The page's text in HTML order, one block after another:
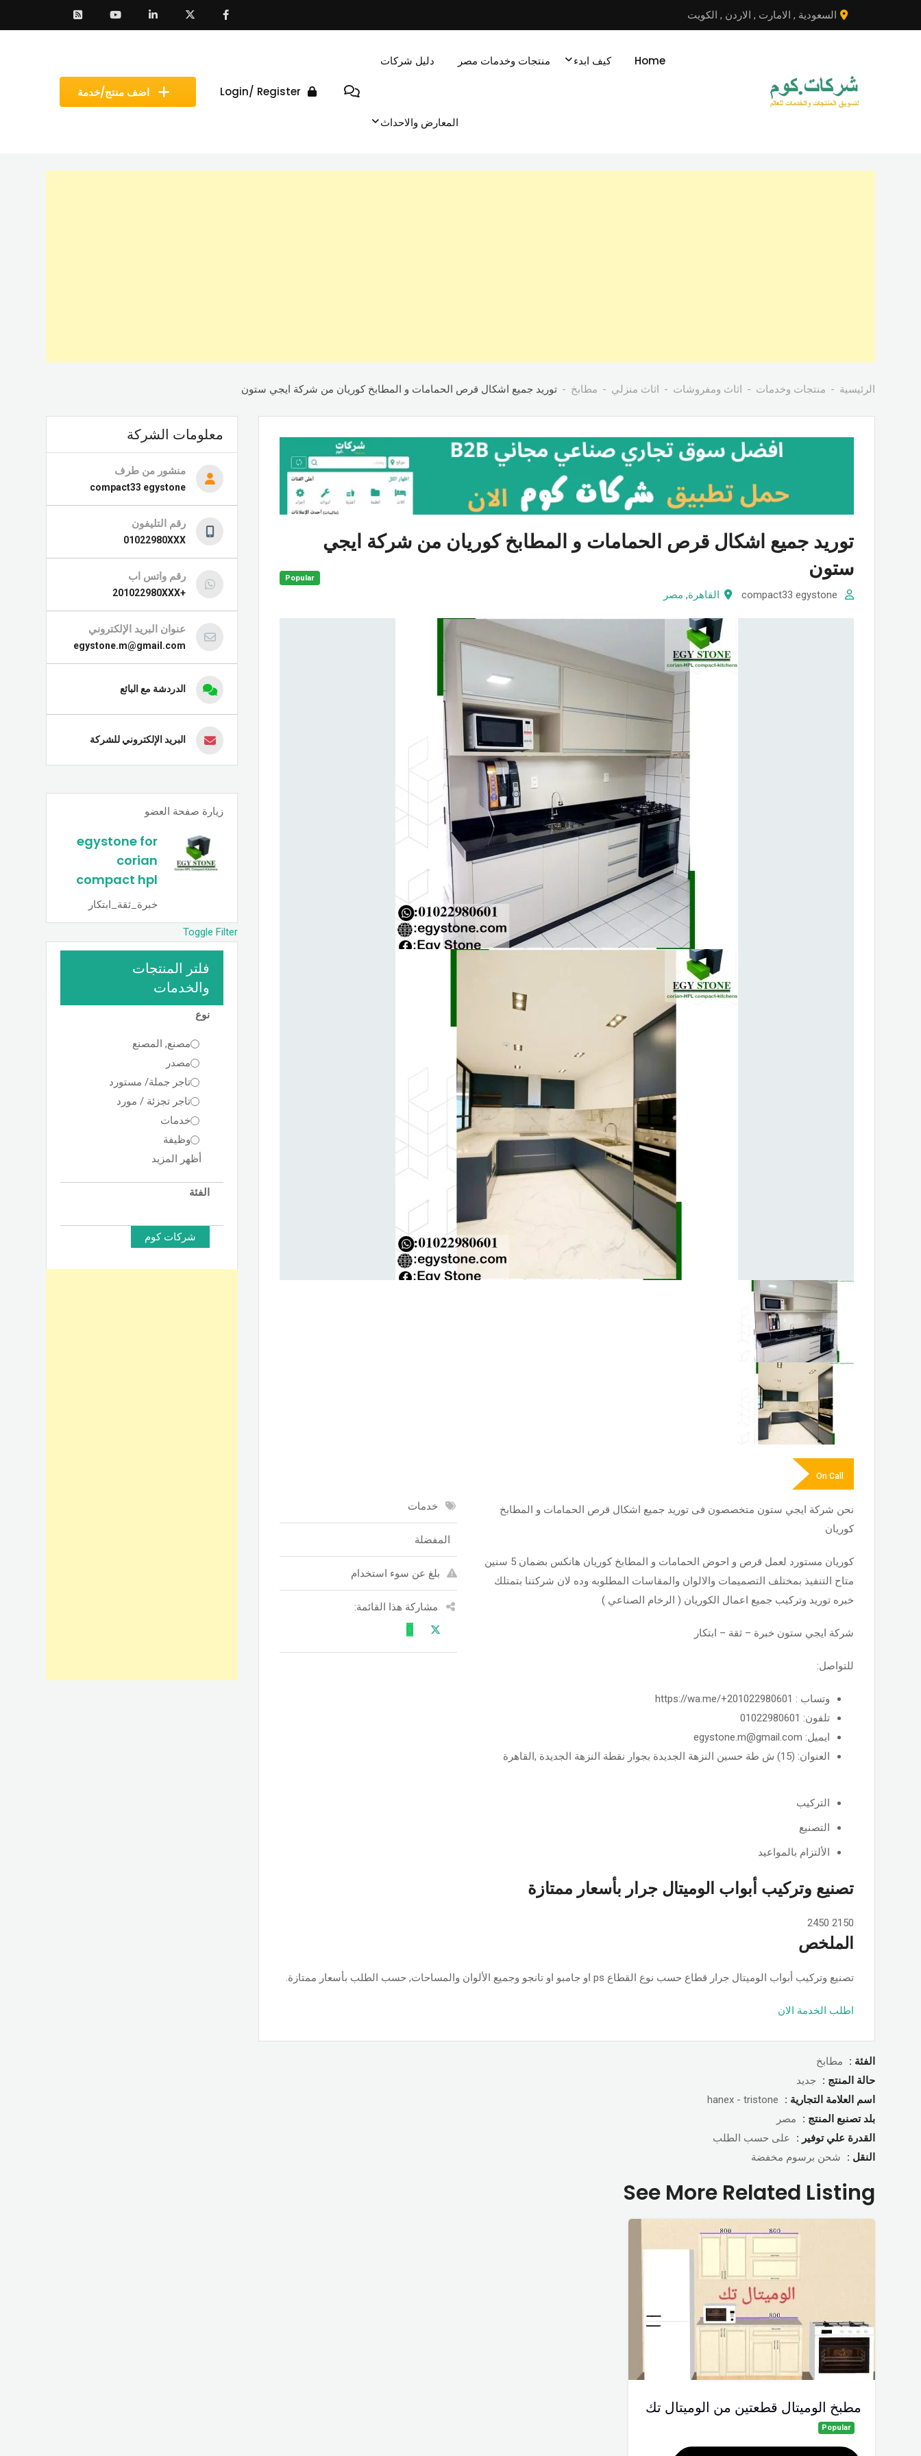
إلى
السعودية , الامارت , الاردن , الكويت
اضف منتج/خدمة Login/ Register
Home كيف ابدء منتجات وخدمات مصر دليل شركات
المعارض والاحداث
الرئيسية منتجات وخدمات اثاث ومفروشات اثاث منزلي مطابخ توريد جميع اشكال قرص الحمامات و المطابخ كوريان من شركة ايجي ستون
توريد جميع اشكال قرص الحمامات و المطابخ كوريان من شركة ايجي
ستون
القاهرة, مصر
Popular
On Call
نحن شركة ايجي ستون متخصصون فى توريد جميع اشكال قرص الحمامات و المطابخ
كوريان
كوريان مستورد لعمل قرص و احوض الحمامات و المطابخ كوريان هانكس بضمان 5 سنين
متاح التنفيذ بمختلف التصميمات والالوان والمقاسات المطلوبه وده لان شركتنا بتمتلك
خبره توريد وتركيب جميع اعمال الكوريان ( الرخام الصناعي )
شركة ايجي ستون خبرة – ثقة – ابتكار
للتواصل:
وتساب : https://wa.me/+201022980601
تلفون: 01022980601
ايميل: egystone.m@gmail.com
العنوان: (15) ش طة حسين النزهة الجديدة بجوار نقطة النزهة الجديدة ,القاهرة
خدمات
المفضلة
بلغ عن سوء استخدام
مشاركة هذا القائمة:
التركيب
التصنيع
الألتزام بالمواعيد
تصنيع وتركيب أبواب الوميتال جرار بأسعار ممتازة
2150
2450
الملخص
تصنيع وتركيب أبواب الوميتال جرار قطاع حسب نوع القطاع ps او جامبو او تانجو وجميع الألوان والمساحات, حسب الطلب بأسعار ممتازة.
اطلب الخدمة الان
الفئة :
مطابخ
حالة المنتج :
جديد
اسم العلامة التجارية :
hanex - tristone
بلد تصنبع المنتج :
مصر
القدرة علي توفير :
على حسب الطلب
النقل :
شحن برسوم مخفضة
See More Related Listing
مطبخ الوميتال قطعتين من الوميتال تك
Popular
معلومات الشركة
منشور من طرف
compact33 egystone
رقم التليفون
01022980XXX
رقم واتس اب
+201022980XXX
عنوان البريد الإلكتروني
egystone.m@gmail.com
الدردشة مع البائع
البريد الإلكتروني للشركة
زيارة صفحة العضو
egystone for
corian
compact hpl
خبرة_ثقة_ابتكار
Toggle Filter
فلتر المنتجات
والخدمات
نوع
مصنع, المصنع
مصدر
تاجر جملة/ مستورد
تاجر تجزئة / مورد
خدمات
وظيفة
أظهر المزيد
الفئة
شركات كوم